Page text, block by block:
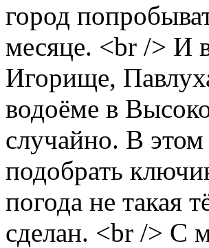
город
месяце. <br /> И
Игорище,
водоёме в
случайно. В
подобрать
погода не такая
сделан. <br /> С